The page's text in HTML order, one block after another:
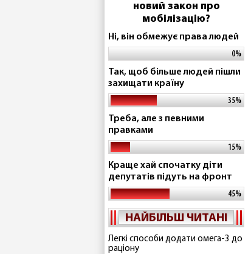
новий закон про
мобілізацію?
Ні, він обмежує права людей
0%
Так, щоб більше людей пішли
захищати країну
35%
Треба, але з певними
правками
15%
Краще хай спочатку діти
депутатів підуть на фронт
45%
НАЙБІЛЬШ ЧИТАНІ
Легкі способи додати омега-3 до
раціону